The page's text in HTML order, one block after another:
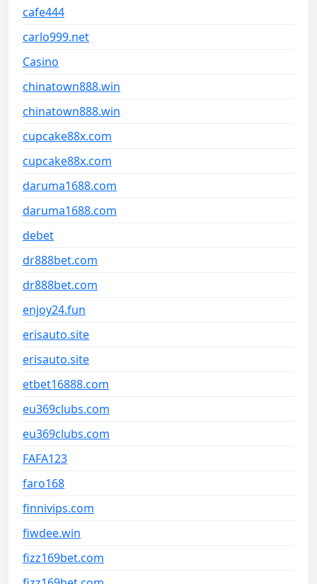
cafe444
carlo999.net
Casino
chinatown888.win
chinatown888.win
cupcake88x.com
cupcake88x.com
daruma1688.com
daruma1688.com
debet
dr888bet.com
dr888bet.com
enjoy24.fun
erisauto.site
erisauto.site
etbet16888.com
eu369clubs.com
eu369clubs.com
FAFA123
faro168
finnivips.com
fiwdee.win
fizz169bet.com